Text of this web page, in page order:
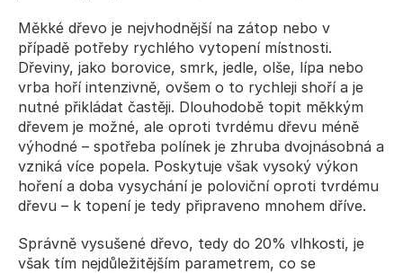
Měkké dřevo je nejvhodnější na zátop nebo v
případě potřeby rychlého vytopení místnosti.
Dřeviny, jako borovice, smrk, jedle, olše, lípa nebo
vrba hoří intenzivně, ovšem o to rychleji shoří a je
nutné přikládat častěji. Dlouhodobě topit měkkým
dřevem je možné, ale oproti tvrdému dřevu méně
výhodné – spotřeba polínek je zhruba dvojnásobná a
vzniká více popela. Poskytuje však vysoký výkon
hoření a doba vysychání je poloviční oproti tvrdému
dřevu – k topení je tedy připraveno mnohem dříve.
Správně vysušené dřevo, tedy do 20% vlhkosti, je
však tím nejdůležitějším parametrem, co se